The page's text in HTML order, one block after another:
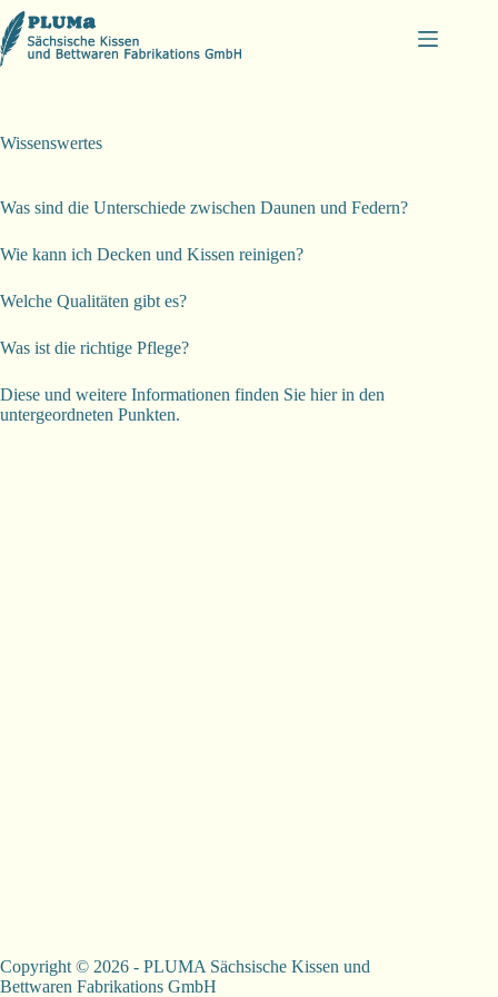
Zum
Inhalt
springen
Wissenswertes
Was sind die Unterschiede zwischen Daunen und Federn?
Wie kann ich Decken und Kissen reinigen?
Welche Qualitäten gibt es?
Was ist die richtige Pflege?
Diese und weitere Informationen finden Sie hier in den
untergeordneten Punkten.
Copyright © 2026 - PLUMA Sächsische Kissen und
Bettwaren Fabrikations GmbH